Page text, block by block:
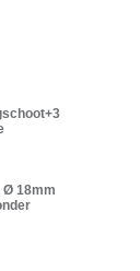
Ø 18mm